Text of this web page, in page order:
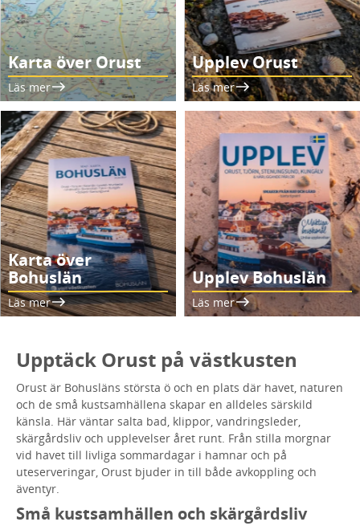
Karta över Orust
Läs mer
Upplev Orust
Läs mer
Karta över
Bohuslän
Läs mer
Upplev Bohuslän
Läs mer
Upptäck Orust på västkusten
Orust är Bohusläns största ö och en plats där havet, naturen
och de små kustsamhällena skapar en alldeles särskild
känsla. Här väntar salta bad, klippor, vandringsleder,
skärgårdsliv och upplevelser året runt. Från stilla morgnar
vid havet till livliga sommardagar i hamnar och på
uteserveringar, Orust bjuder in till både avkoppling och
äventyr.
Små kustsamhällen och skärgårdsliv